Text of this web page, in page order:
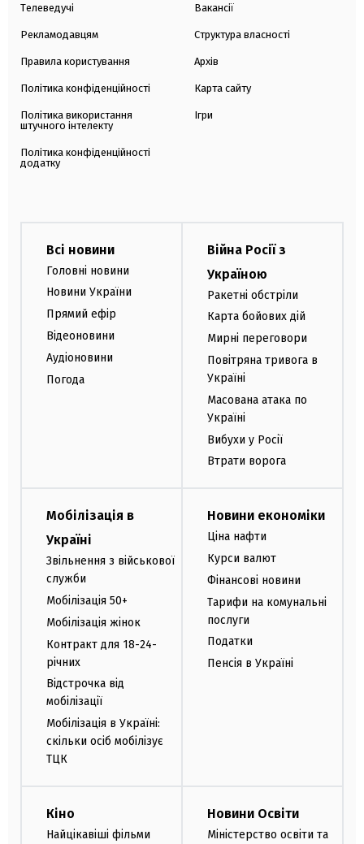
Телеведучі
Рекламодавцям
Правила користування
Політика конфіденційності
Політика використання
штучного інтелекту
Політика конфіденційності
додатку
Вакансії
Структура власності
Архів
Карта сайту
Ігри
Всі новини
Головні новини
Новини України
Прямий ефір
Відеоновини
Аудіоновини
Погода
Війна Росії з
Україною
Ракетні обстріли
Карта бойових дій
Мирні переговори
Повітряна тривога в
Україні
Масована атака по
Україні
Вибухи у Росії
Втрати ворога
Мобілізація в
Україні
Звільнення з військової
служби
Мобілізація 50+
Мобілізація жінок
Контракт для 18-24-
річних
Відстрочка від
мобілізації
Мобілізація в Україні:
скільки осіб мобілізує
ТЦК
Новини економіки
Ціна нафти
Курси валют
Фінансові новини
Тарифи на комунальні
послуги
Податки
Пенсія в Україні
Кіно
Найцікавіші фільми
Новини Освіти
Міністерство освіти та